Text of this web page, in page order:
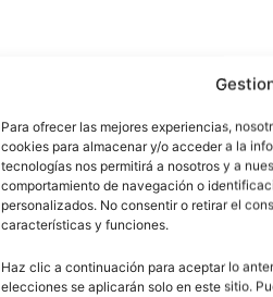
Para ofrecer las mejores experiencias,
cookies para almacenar y/o acceder a la
tecnologías nos permitirá a nosotros y a
comportamiento de navegación o
personalizados. No consentir o retirar el
características y funciones.
Haz clic a continuación para aceptar lo
elecciones se aplicarán solo en este sitio.